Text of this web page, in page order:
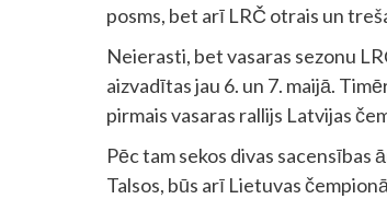
posms, bet arī LRČ otrais un
Neierasti, bet vasaras sezonu
aizvadītas jau 6. un 7. maijā.
pirmais vasaras rallijs Latvijas
Pēc tam sekos divas sacensības
Talsos, būs arī Lietuvas